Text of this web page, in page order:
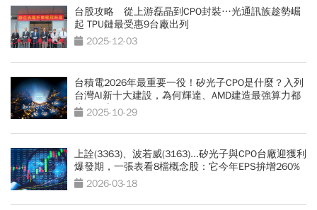
台股攻略 從上游磊晶到CPO封裝…光通訊族趁勢崛
起 TPU鏈最受惠9台廠出列
2025-12-03
台積電2026年最重要一役！矽光子CPO是什麼？入列
台灣AI新十大建設，為何輝達、AMD建造最強算力都
少不了它？
2025-10-29
上詮(3363)、波若威(3163)...矽光子與CPO台廠迎獲利
爆發期，一張表看8檔概念股：它今年EPS拚增260%
2026-03-18